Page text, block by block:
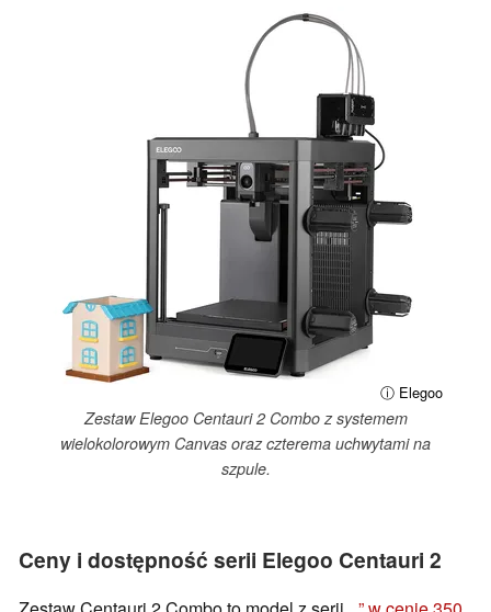
ⓘ Elegoo
Zestaw Elegoo Centauri 2 Combo z systemem
wielokolorowym Canvas oraz czterema uchwytami na
szpule.
Ceny i dostępność serii Elegoo Centauri 2